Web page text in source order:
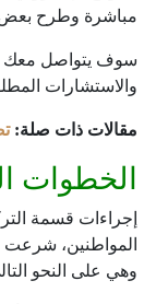
مباشرة وطرح بعض
سوف يتواصل معك
والاستشارات
مقالات ذات صلة:
الخطوات
إجراءات قسمة
المواطنين، شرعت
وهي على النحو